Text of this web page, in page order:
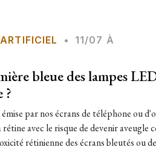
•
11/07 À
bleue des lampes
?
par nos écrans de téléphone ou
avec le risque de devenir aveugle
rétinienne des écrans bleutés ou